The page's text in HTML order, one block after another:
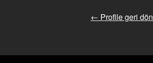
← Profile geri dön